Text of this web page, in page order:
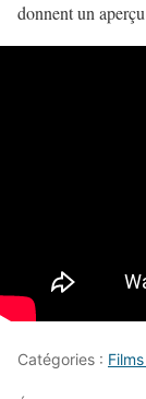
donnent un
Catégories :